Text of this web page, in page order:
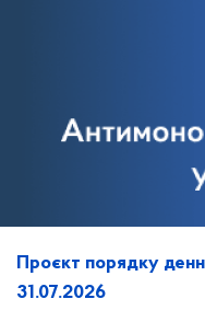
Проєкт порядку
31.07.2026